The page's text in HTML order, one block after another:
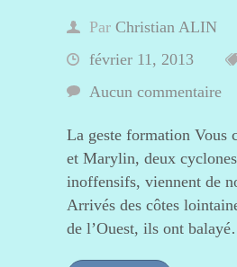
Par Christian ALIN
février 11, 2013
Aucun commentaire
La geste formation Vous
et Marylin, deux
inoffensifs, viennent de
Arrivés des côtes
de l’Ouest, ils ont